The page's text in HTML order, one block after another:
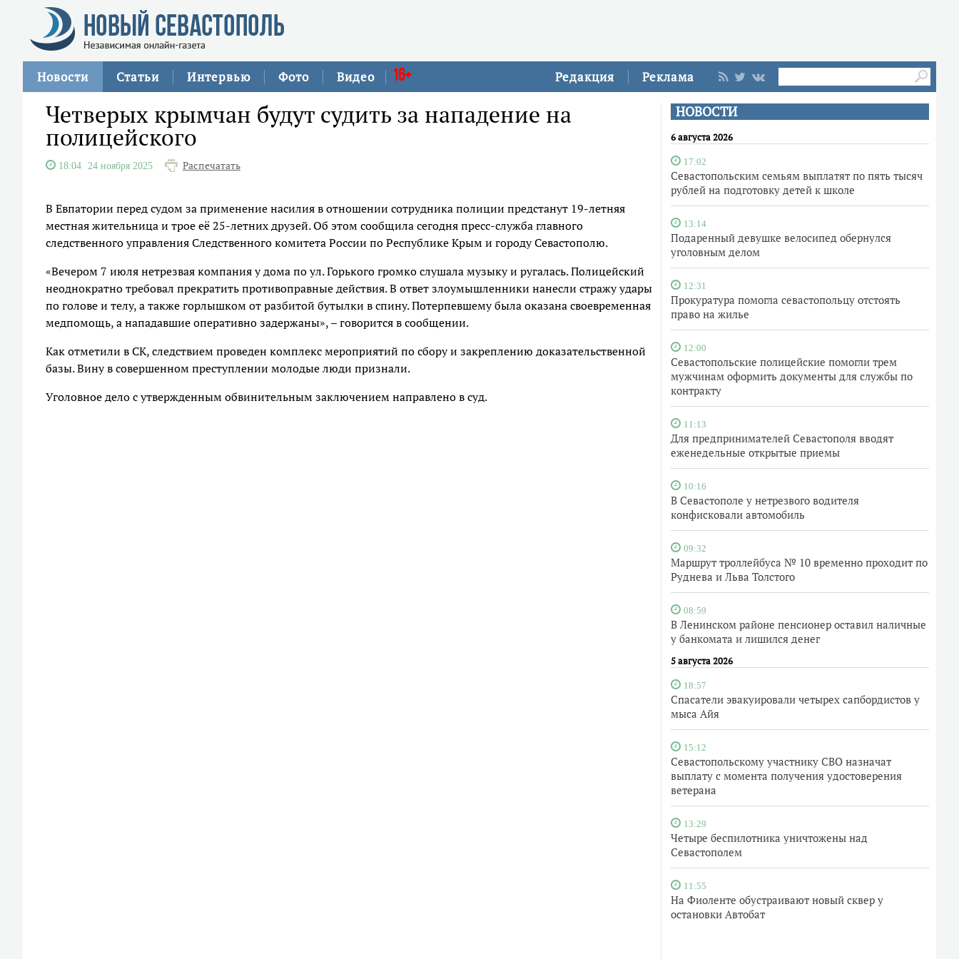
Редакция Реклама
Новости Статьи Интервью Фото Видео 16+
НОВОСТИ
6 августа 2026
17:02
Севастопольским семьям выплатят по пять тысяч
рублей на подготовку детей к школе
13:14
Подаренный девушке велосипед обернулся
уголовным делом
12:31
Прокуратура помогла севастопольцу отстоять
право на жилье
12:00
Севастопольские полицейские помогли трем
мужчинам оформить документы для службы по
контракту
11:13
Для предпринимателей Севастополя вводят
еженедельные открытые приемы
10:16
В Севастополе у нетрезвого водителя
конфисковали автомобиль
09:32
Маршрут троллейбуса № 10 временно проходит по
Руднева и Льва Толстого
08:59
В Ленинском районе пенсионер оставил наличные
у банкомата и лишился денег
5 августа 2026
18:57
Спасатели эвакуировали четырех сапбордистов у
мыса Айя
15:12
Севастопольскому участнику СВО назначат
выплату с момента получения удостоверения
ветерана
13:29
Четыре беспилотника уничтожены над
Севастополем
11:55
На Фиоленте обустраивают новый сквер у
остановки Автобат
Четверых крымчан будут судить за нападение на
полицейского
18:04 24 ноября 2025 Распечатать
В Евпатории перед судом за применение насилия в отношении сотрудника полиции предстанут 19-летняя
местная жительница и трое её 25-летних друзей. Об этом сообщила сегодня пресс-служба главного
следственного управления Следственного комитета России по Республике Крым и городу Севастополю.
«Вечером 7 июля нетрезвая компания у дома по ул. Горького громко слушала музыку и ругалась. Полицейский
неоднократно требовал прекратить противоправные действия. В ответ злоумышленники нанесли стражу удары
по голове и телу, а также горлышком от разбитой бутылки в спину. Потерпевшему была оказана своевременная
медпомощь, а нападавшие оперативно задержаны», – говорится в сообщении.
Как отметили в СК, следствием проведен комплекс мероприятий по сбору и закреплению доказательственной
базы. Вину в совершенном преступлении молодые люди признали.
Уголовное дело с утвержденным обвинительным заключением направлено в суд.